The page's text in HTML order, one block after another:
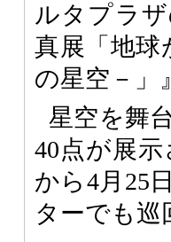
ルタプラ
真展「地
の星空－」
星空を舞
40点が展
から4月25
ターでも巡